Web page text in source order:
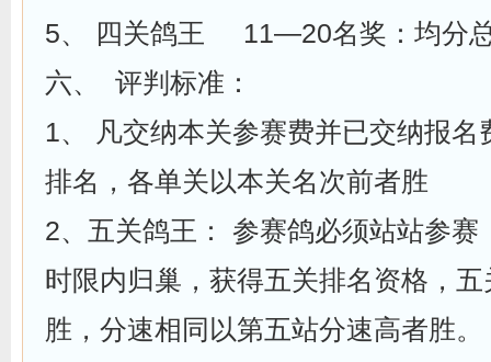
5、 四关鸽王 11—20名奖：均分
六、 评判标准：
1、 凡交纳本关参赛费并已交纳报名
排名，各单关以本关名次前者胜
2、五关鸽王： 参赛鸽必须站站参赛
时限内归巢，获得五关排名资格，
胜，分速相同以第五站分速高者胜。